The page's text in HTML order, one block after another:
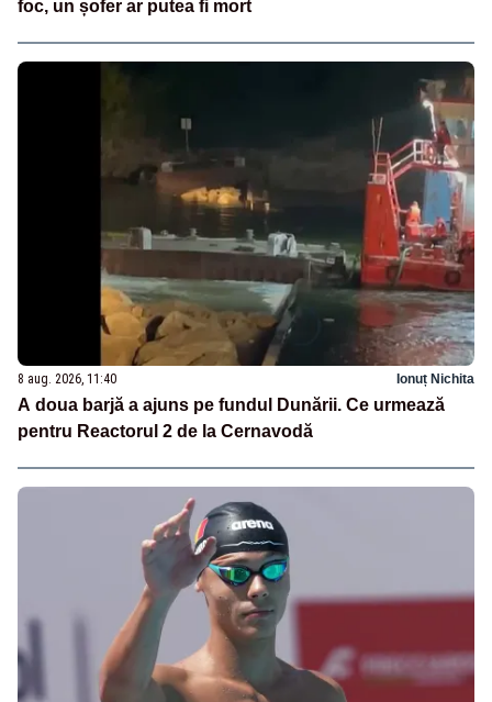
foc, un șofer ar putea fi mort
8 aug. 2026, 11:40 Ionuț Nichita
A doua barjă a ajuns pe fundul Dunării. Ce urmează
pentru Reactorul 2 de la Cernavodă